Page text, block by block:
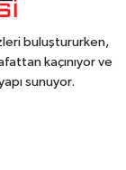
buluştururken,
kaçınıyor ve
sunuyor.